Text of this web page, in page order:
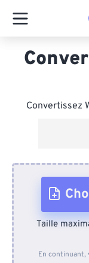
Convertissez
Taille
En continuant,